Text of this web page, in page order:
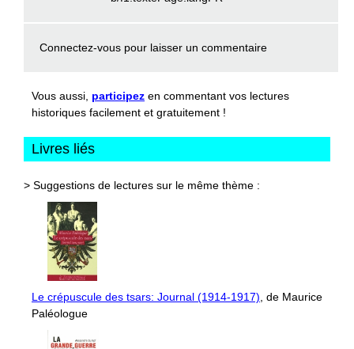
Connectez-vous pour laisser un commentaire
Vous aussi, participez en commentant vos lectures
historiques facilement et gratuitement !
Livres liés
> Suggestions de lectures sur le même thème :
Le crépuscule des tsars: Journal (1914-1917) , de Maurice
Paléologue